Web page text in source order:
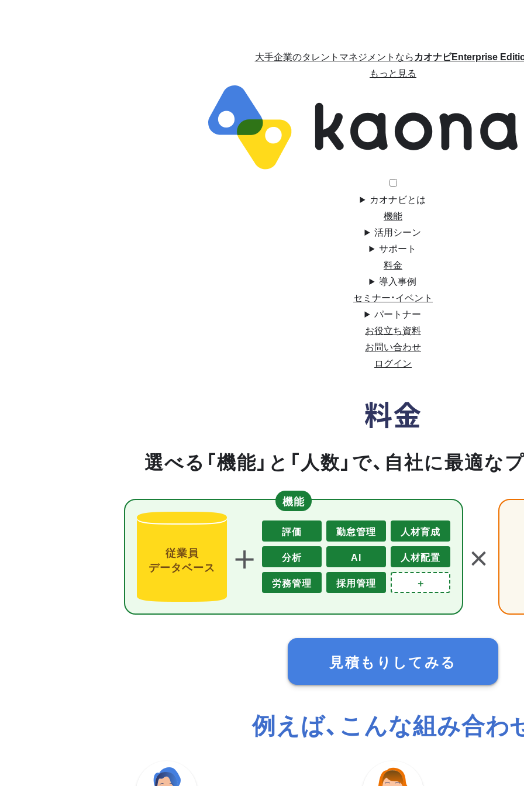
大手企業のタレントマネジメントならカオナビEnterprise
もっと見る
カオナビとは
機能
活用シーン
サポート
料金
導入事例
セミナー・イベント
パートナー
お役立ち資料
お問い合わせ
ログイン
料金
選べる「機能」と「人数」で、自社に最適な
機能
従業員
データベース
＋
評価 勤怠管理
人材育成
分析
AI
人材配置
労務管理
採用管理 ＋ ＋
見積もりしてみる
例えば、こんな組み合わ